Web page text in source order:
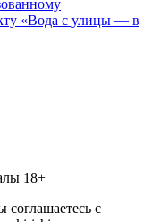
«Вода с улицы — в
18+
с